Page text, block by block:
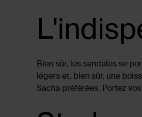
Bien sûr, les sandales se
légers et, bien sûr, une
Sacha préférées. Portez